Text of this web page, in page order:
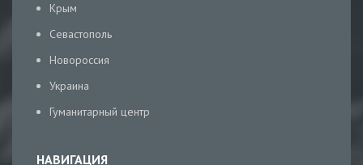
Крым
Севастополь
Новороссия
Украина
Гуманитарный центр
НАВИГАЦИЯ